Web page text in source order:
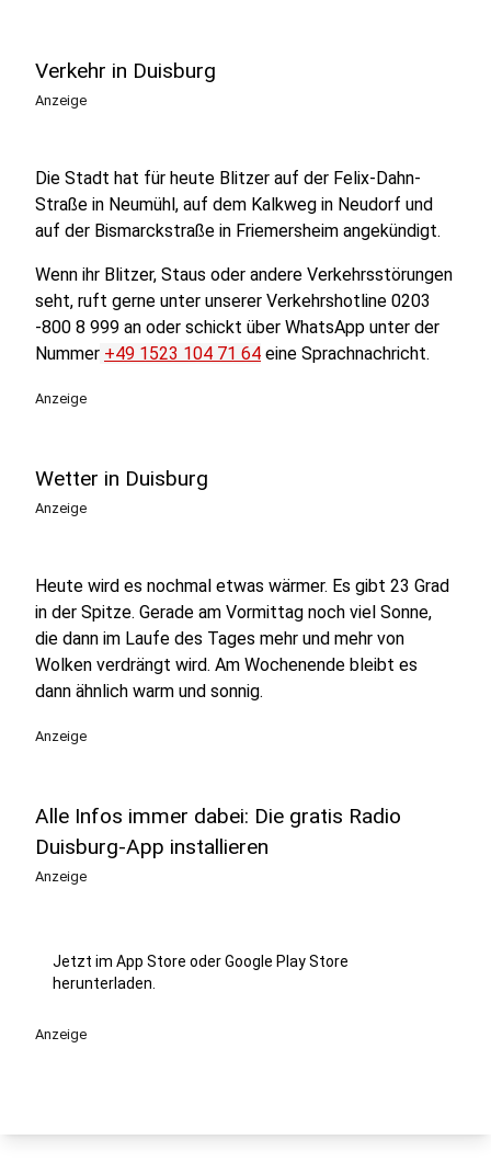
Verkehr in Duisburg
Anzeige
Die Stadt hat für heute Blitzer auf der Felix-Dahn-
Straße in Neumühl, auf dem Kalkweg in Neudorf und
auf der Bismarckstraße in Friemersheim angekündigt.
Wenn ihr Blitzer, Staus oder andere Verkehrsstörungen
seht, ruft gerne unter unserer Verkehrshotline 0203
-800 8 999 an oder schickt über WhatsApp unter der
Nummer +49 1523 104 71 64 eine Sprachnachricht.
Anzeige
Wetter in Duisburg
Anzeige
Heute wird es nochmal etwas wärmer. Es gibt 23 Grad
in der Spitze. Gerade am Vormittag noch viel Sonne,
die dann im Laufe des Tages mehr und mehr von
Wolken verdrängt wird. Am Wochenende bleibt es
dann ähnlich warm und sonnig.
Anzeige
Alle Infos immer dabei: Die gratis Radio
Duisburg-App installieren
Anzeige
Jetzt im App Store oder Google Play Store
herunterladen.
Anzeige